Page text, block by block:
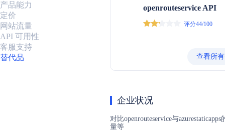
产品能力
定价
网站流量
API 可用性
客服支持
替代品
openrouteservice API
评分44/100
查看所
企业状况
对比openrouteservice与
量等